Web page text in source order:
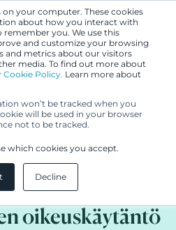
your computer. These cookies
about how you interact with
you. We use this
and customize your browsing
and metrics about our visitors
media. To find out more about
Cookie Policy. Learn more about
won’t be tracked when you
will be used in your browser
not to be tracked.
which cookies you accept.
Decline
tekoälyllä
– vertailussa
oikeuskäytäntö